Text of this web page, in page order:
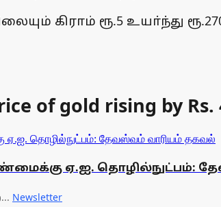
கிராம் ரூ.5 உயா்ந்து
of gold rising by Rs.
ஏ.ஐ. தொழில்நுட்பம்:
Newsletter